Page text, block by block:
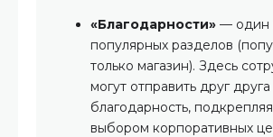
«Благодарности» — один
популярных разделов
только магазин). Здесь
могут отправить друг
благодарность,
выбором корпоративных